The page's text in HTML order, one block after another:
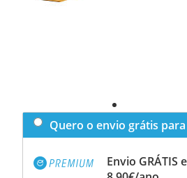
Quero o envio grátis
Envio GRÁTIS